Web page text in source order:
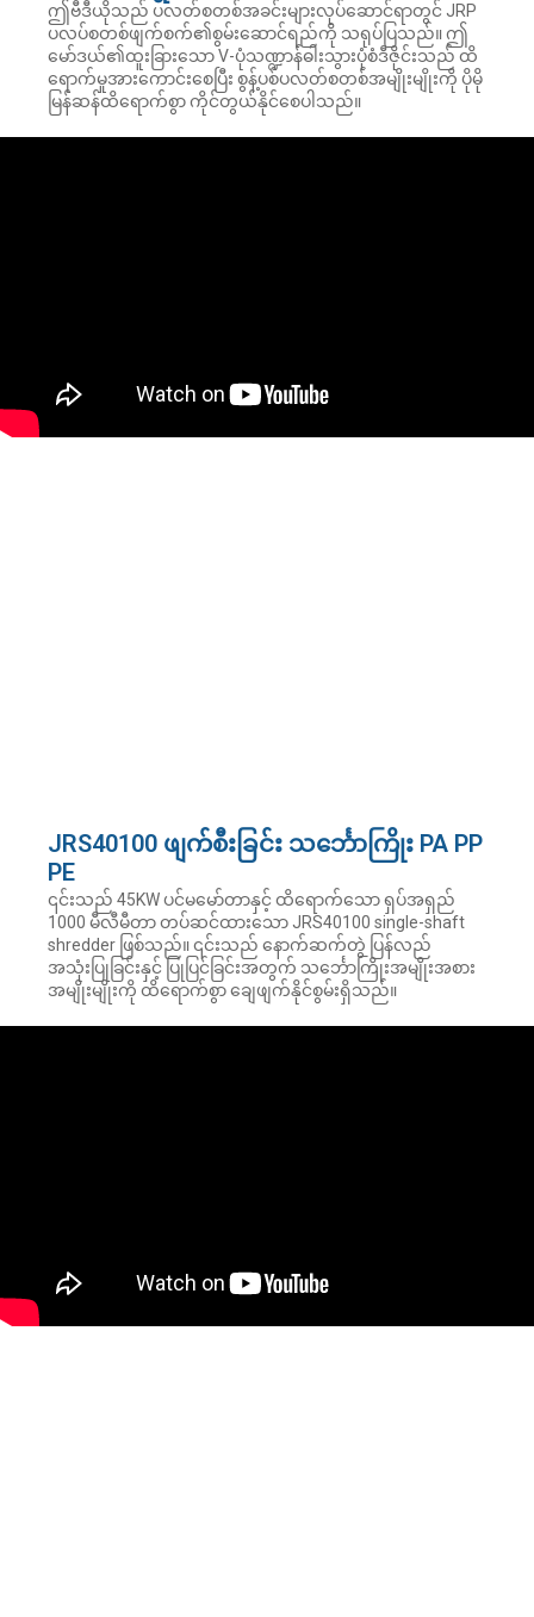
ဤဗီဒီယိုသည် ပလတ်စတစ်အခင်းများလုပ်ဆောင်ရာတွင် JRP
ပလပ်စတစ်ဖျက်စက်၏စွမ်းဆောင်ရည်ကို သရုပ်ပြသည်။ ဤ
မော်ဒယ်၏ထူးခြားသော V-ပုံသဏ္ဍာန်ဓါးသွားပုံစံဒီဇိုင်းသည် ထိ
ရောက်မှုအားကောင်းစေပြီး စွန့်ပစ်ပလတ်စတစ်အမျိုးမျိုးကို ပိုမို
မြန်ဆန်ထိရောက်စွာ ကိုင်တွယ်နိုင်စေပါသည်။
JRS40100 ဖျက်စီးခြင်း သင်္ဘောကြိုး PA PP
PE
၎င်းသည် 45KW ပင်မမော်တာနှင့် ထိရောက်သော ရှပ်အရှည်
1000 မီလီမီတာ တပ်ဆင်ထားသော JRS40100 single-shaft
shredder ဖြစ်သည်။ ၎င်းသည် နောက်ဆက်တွဲ ပြန်လည်
အသုံးပြုခြင်းနှင့် ပြုပြင်ခြင်းအတွက် သင်္ဘောကြိုးအမျိုးအစား
အမျိုးမျိုးကို ထိရောက်စွာ ချေဖျက်နိုင်စွမ်းရှိသည်။